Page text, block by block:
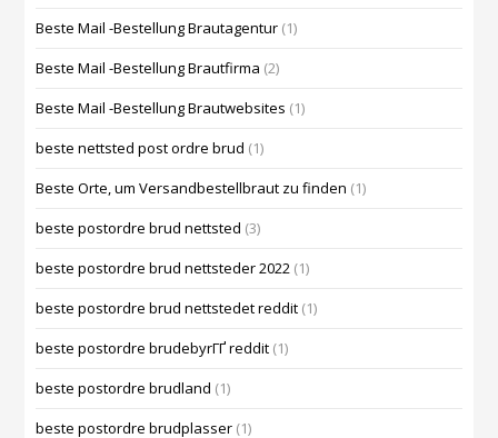
Beste Mail -Bestellung Brautagentur (1)
Beste Mail -Bestellung Brautfirma (2)
Beste Mail -Bestellung Brautwebsites (1)
beste nettsted post ordre brud (1)
Beste Orte, um Versandbestellbraut zu finden (1)
beste postordre brud nettsted (3)
beste postordre brud nettsteder 2022 (1)
beste postordre brud nettstedet reddit (1)
beste postordre brudebyrГҐ reddit (1)
beste postordre brudland (1)
beste postordre brudplasser (1)